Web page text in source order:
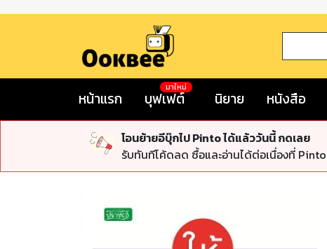
หน้าแรก บุฟเฟต์
มาใหม่
นิยาย หนังสือ
โอนย้ายอีบุ๊กไป Pinto ได้แล้ววันนี้ กดเลย
รับทันทีโค้ดลด ซื้อและอ่านได้ต่อเนื่องที่ Pinto